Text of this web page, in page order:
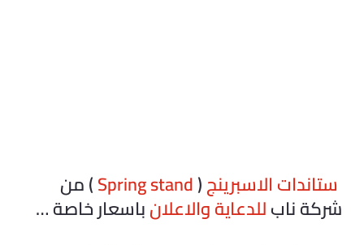
ستانداتالاسبرينج(
Spring stand) من
شركة نابللدعاية والاعلانباسعار خاصة …